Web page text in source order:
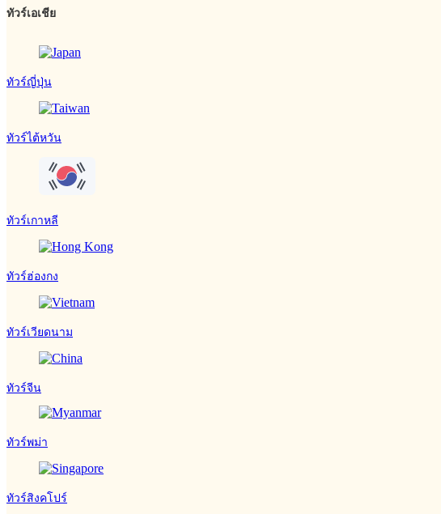
ทัวร์เอเชีย
ทัวร์ญี่ปุ่น
ทัวร์ไต้หวัน
ทัวร์เกาหลี
ทัวร์ฮ่องกง
ทัวร์เวียดนาม
ทัวร์จีน
ทัวร์พม่า
ทัวร์สิงคโปร์